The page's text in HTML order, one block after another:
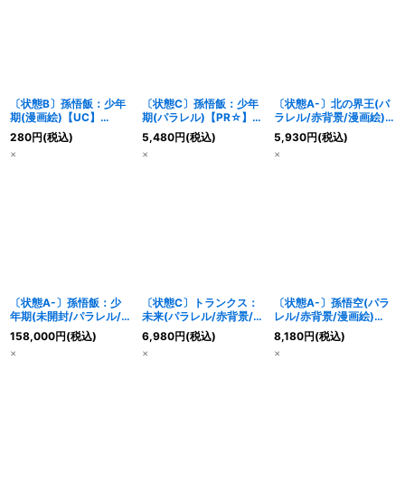
〔状態B〕孫悟飯：少年
期(漫画絵)【UC】
{SB02-007}
280円(税込)
×
〔状態C〕孫悟飯：少年
期(パラレル)【PR☆】
{FP-057}
5,480円(税込)
×
〔状態A-〕北の界王(パ
ラレル/赤背景/漫画絵)
【C☆】{SB02-002}
5,930円(税込)
×
〔状態A-〕孫悟飯：少
年期(未開封/パラレル/
漫画絵/金文字)
【UC☆】{SB02-007}
158,000円(税込)
×
〔状態C〕トランクス：
未来(パラレル/赤背景/
漫画絵)【UC☆】
{SB02-011}
6,980円(税込)
×
〔状態A-〕孫悟空(パラ
レル/赤背景/漫画絵)
【UC☆】{SB02-003}
8,180円(税込)
×